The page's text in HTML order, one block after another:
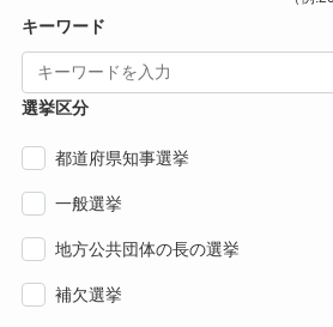
キーワード
選挙区分
都道府県知事選挙
一般選挙
地方公共団体の長の選挙
補欠選挙